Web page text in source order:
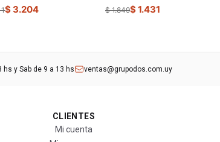
$ 3.204
$ 1.849$ 1.431
hs y Sab de 9 a 13 hs ventas@grupodos.com.uy
CLIENTES
Mi cuenta